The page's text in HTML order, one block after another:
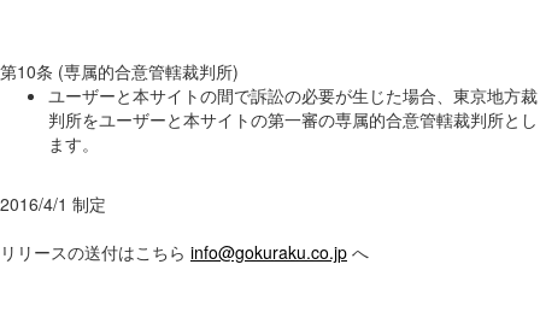
第10条 (専属的合意管轄裁判所)
ユーザーと本サイトの間で訴訟の必要が生じた場合、東京地方裁
判所をユーザーと本サイトの第一審の専属的合意管轄裁判所とし
ます。
2016/4/1 制定
リリースの送付はこちら info@gokuraku.co.jp へ